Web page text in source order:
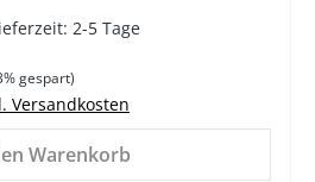
2-5 Tage
gespart)
Versandkosten
Warenkorb